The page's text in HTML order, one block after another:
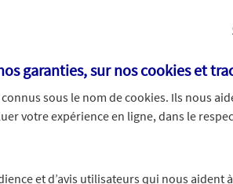
garanties, sur noscookies et
sous le nom decookies. Ils nous
votre expérience en ligne, dans le
et d’avis utilisateurs qui nous aident